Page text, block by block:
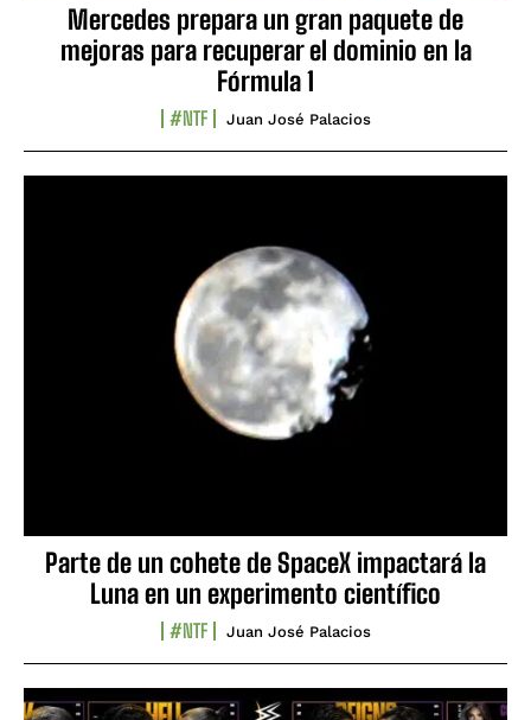
Mercedes prepara un gran paquete de
mejoras para recuperar el dominio en la
Fórmula 1
#NTF Juan José Palacios
Parte de un cohete de SpaceX impactará la
Luna en un experimento científico
#NTF Juan José Palacios